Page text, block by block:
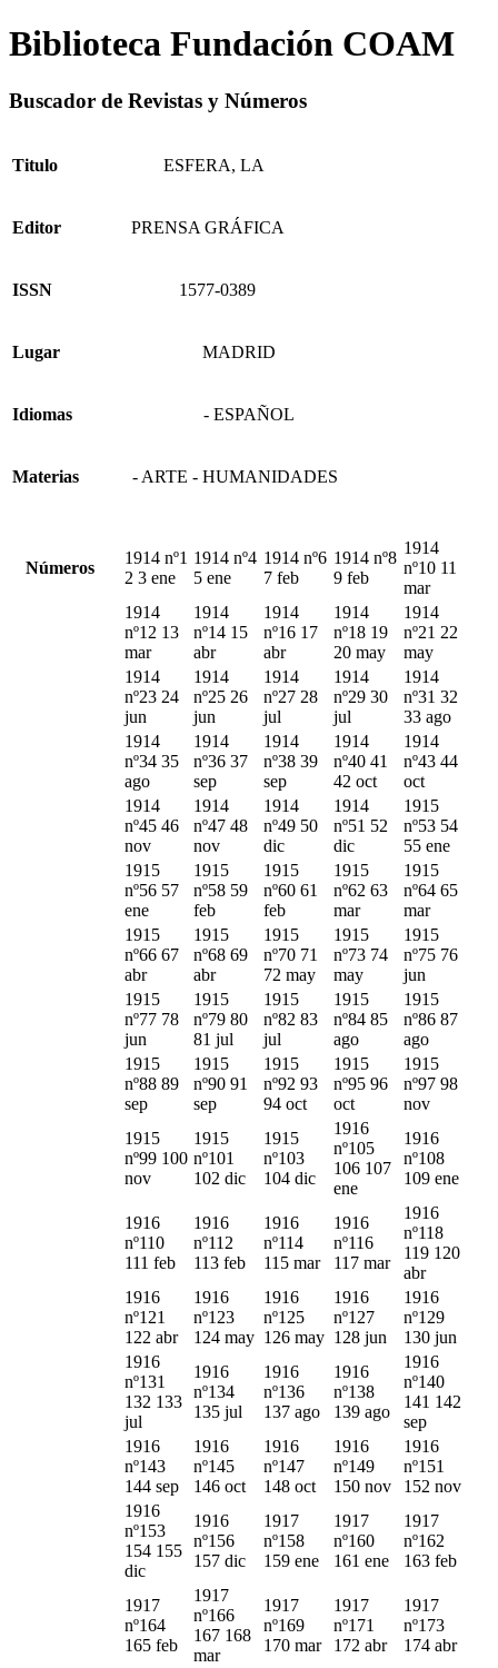
Biblioteca Fundación COAM
Buscador de Revistas y Números
Titulo ESFERA, LA
Editor PRENSA GRÁFICA
ISSN 1577-0389
Lugar MADRID
Idiomas - ESPAÑOL
Materias - ARTE - HUMANIDADES
Números
1914 nº1
2 3 ene
1914 nº4
5 ene
1914 nº6
7 feb
1914 nº8
9 feb
1914
nº10 11
mar
1914
nº12 13
mar
1914
nº14 15
abr
1914
nº16 17
abr
1914
nº18 19
20 may
1914
nº21 22
may
1914
nº23 24
jun
1914
nº25 26
jun
1914
nº27 28
jul
1914
nº29 30
jul
1914
nº31 32
33 ago
1914
nº34 35
ago
1914
nº36 37
sep
1914
nº38 39
sep
1914
nº40 41
42 oct
1914
nº43 44
oct
1914
nº45 46
nov
1914
nº47 48
nov
1914
nº49 50
dic
1914
nº51 52
dic
1915
nº53 54
55 ene
1915
nº56 57
ene
1915
nº58 59
feb
1915
nº60 61
feb
1915
nº62 63
mar
1915
nº64 65
mar
1915
nº66 67
abr
1915
nº68 69
abr
1915
nº70 71
72 may
1915
nº73 74
may
1915
nº75 76
jun
1915
nº77 78
jun
1915
nº79 80
81 jul
1915
nº82 83
jul
1915
nº84 85
ago
1915
nº86 87
ago
1915
nº88 89
sep
1915
nº90 91
sep
1915
nº92 93
94 oct
1915
nº95 96
oct
1915
nº97 98
nov
1915
nº99 100
nov
1915
nº101
102 dic
1915
nº103
104 dic
1916
nº105
106 107
ene
1916
nº108
109 ene
1916
nº110
111 feb
1916
nº112
113 feb
1916
nº114
115 mar
1916
nº116
117 mar
1916
nº118
119 120
abr
1916
nº121
122 abr
1916
nº123
124 may
1916
nº125
126 may
1916
nº127
128 jun
1916
nº129
130 jun
1916
nº131
132 133
jul
1916
nº134
135 jul
1916
nº136
137 ago
1916
nº138
139 ago
1916
nº140
141 142
sep
1916
nº143
144 sep
1916
nº145
146 oct
1916
nº147
148 oct
1916
nº149
150 nov
1916
nº151
152 nov
1916
nº153
154 155
dic
1916
nº156
157 dic
1917
nº158
159 ene
1917
nº160
161 ene
1917
nº162
163 feb
1917
nº164
165 feb
1917
nº166
167 168
mar
1917
nº169
170 mar
1917
nº171
172 abr
1917
nº173
174 abr